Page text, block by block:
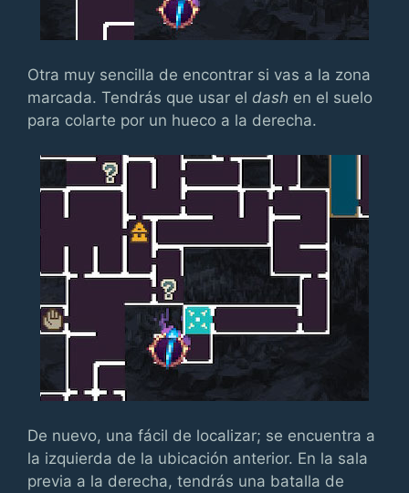
Otra muy sencilla de encontrar si vas a la zona
marcada. Tendrás que usar el dash en el suelo
para colarte por un hueco a la derecha.
De nuevo, una fácil de localizar; se encuentra a
la izquierda de la ubicación anterior. En la sala
previa a la derecha, tendrás una batalla de